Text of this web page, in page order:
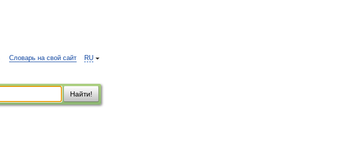
RU
Словарь на свой сайт
Найти!